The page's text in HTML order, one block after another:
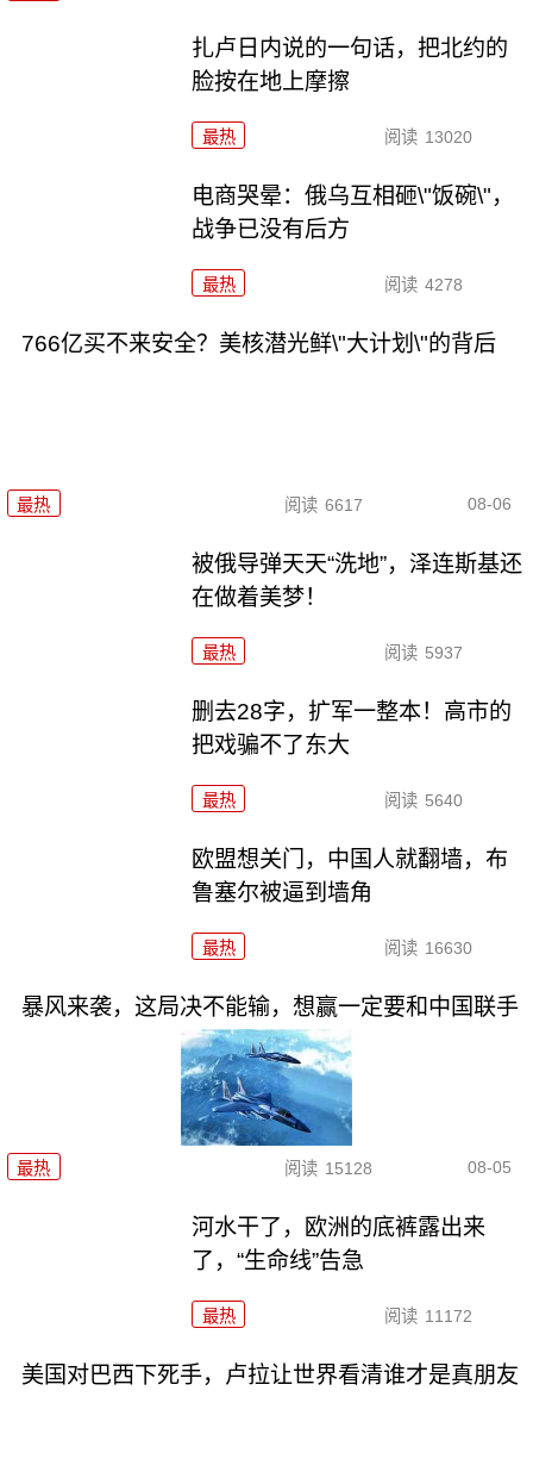
扎卢日内说的一句话，把北约的
脸按在地上摩擦
最热 阅读 13020
电商哭晕：俄乌互相砸\"饭碗\"，
战争已没有后方
最热 阅读 4278
766亿买不来安全？美核潜光鲜\"大计划\"的背后
最热 阅读 6617 08-06
被俄导弹天天“洗地”，泽连斯基还
在做着美梦！
最热 阅读 5937
删去28字，扩军一整本！高市的
把戏骗不了东大
最热 阅读 5640
欧盟想关门，中国人就翻墙，布
鲁塞尔被逼到墙角
最热 阅读 16630
暴风来袭，这局决不能输，想赢一定要和中国联手
最热 阅读 15128 08-05
河水干了，欧洲的底裤露出来
了，“生命线”告急
最热 阅读 11172
美国对巴西下死手，卢拉让世界看清谁才是真朋友